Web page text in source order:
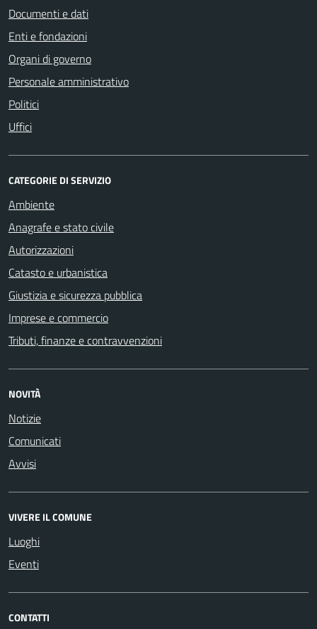
Documenti e dati
Enti e fondazioni
Organi di governo
Personale amministrativo
Politici
Uffici
CATEGORIE DI SERVIZIO
Ambiente
Anagrafe e stato civile
Autorizzazioni
Catasto e urbanistica
Giustizia e sicurezza pubblica
Imprese e commercio
Tributi, finanze e contravvenzioni
NOVITÀ
Notizie
Comunicati
Avvisi
VIVERE IL COMUNE
Luoghi
Eventi
CONTATTI